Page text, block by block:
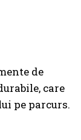
de
care
pe parcurs.